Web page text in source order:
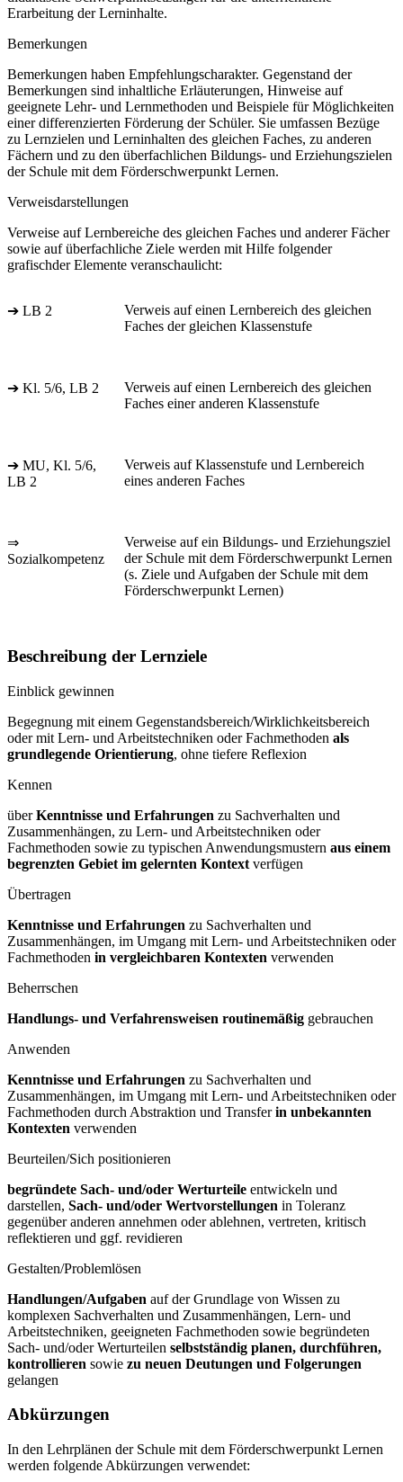
Erarbeitung der Lerninhalte.
Bemerkungen
Bemerkungen haben Empfehlungscharakter. Gegenstand der
Bemerkungen sind inhaltliche Erläuterungen, Hinweise auf
geeignete Lehr- und Lernmethoden und Beispiele für Möglichkeiten
einer differenzierten Förderung der Schüler. Sie umfassen Bezüge
zu Lernzielen und Lerninhalten des gleichen Faches, zu anderen
Fächern und zu den überfachlichen Bildungs- und Erziehungszielen
der Schule mit dem Förderschwerpunkt Lernen.
Verweisdarstellungen
Verweise auf Lernbereiche des gleichen Faches und anderer Fächer
sowie auf überfachliche Ziele werden mit Hilfe folgender
grafischder Elemente veranschaulicht:
➔ LB 2
Verweis auf einen Lernbereich des gleichen
Faches der gleichen Klassenstufe
➔ Kl. 5/6, LB 2
Verweis auf einen Lernbereich des gleichen
Faches einer anderen Klassenstufe
➔ MU, Kl. 5/6,
LB 2
Verweis auf Klassenstufe und Lernbereich
eines anderen Faches
⇒
Sozialkompetenz
Verweise auf ein Bildungs- und Erziehungsziel
der Schule mit dem Förderschwerpunkt Lernen
(s. Ziele und Aufgaben der Schule mit dem
Förderschwerpunkt Lernen)
Beschreibung der Lernziele
Einblick gewinnen
Begegnung mit einem Gegenstandsbereich/Wirklichkeitsbereich
oder mit Lern- und Arbeitstechniken oder Fachmethoden als
grundlegende Orientierung, ohne tiefere Reflexion
Kennen
überKenntnisse und Erfahrungen zu Sachverhalten und
Zusammenhängen, zu Lern- und Arbeitstechniken oder
Fachmethoden sowie zu typischen Anwendungsmustern aus einem
begrenzten Gebiet im gelernten Kontext verfügen
Übertragen
Kenntnisse und Erfahrungen zu Sachverhalten und
Zusammenhängen, im Umgang mit Lern- und Arbeitstechniken oder
Fachmethoden in vergleichbaren Kontexten verwenden
Beherrschen
Handlungs- und Verfahrensweisen routinemäßig gebrauchen
Anwenden
Kenntnisse und Erfahrungen zu Sachverhalten und
Zusammenhängen, im Umgang mit Lern- und Arbeitstechniken oder
Fachmethoden durch Abstraktion und Transferin unbekannten
Kontexten verwenden
Beurteilen/Sich positionieren
begründete Sach- und/oder Werturteile entwickeln und
darstellen, Sach- und/oder Wertvorstellungen in Toleranz
gegenüber anderen annehmen oder ablehnen, vertreten, kritisch
reflektieren und ggf. revidieren
Gestalten/Problemlösen
Handlungen/Aufgaben auf der Grundlage von Wissen zu
komplexen Sachverhalten und Zusammenhängen, Lern- und
Arbeitstechniken, geeigneten Fachmethoden sowie begründeten
Sach- und/oder Werturteilen selbstständig planen, durchführen,
kontrollieren sowie zu neuen Deutungen und Folgerungen
gelangen
Abkürzungen
In den Lehrplänen der Schule mit dem Förderschwerpunkt Lernen
werden folgende Abkürzungen verwendet: